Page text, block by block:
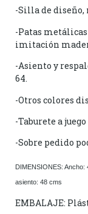
-Silla de diseño,
-Patas
imitación
-Asiento y
64.
-Otros colores
-Taburete a juego
-Sobre pedido
DIMENSIONES:
asiento: 48 cms
EMBALAJE: